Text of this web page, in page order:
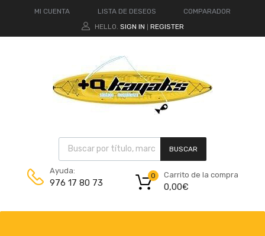
MI CUENTA LISTA DE DESEOS
COMPARADOR
HELLO. SIGN IN REGISTER
BUSCAR
Ayuda:
976 17 80 73
Carrito de la compra
0,00€
0